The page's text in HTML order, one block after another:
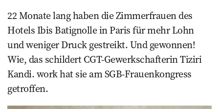
22 Monate lang haben die Zimmerfrauen des
Hotels Ibis Batignolle in Paris für mehr Lohn
und weniger Druck ge­streikt. Und ­gewonnen!
Wie, das schildert CGT-Gewerkschafterin Tiziri
Kandi. work hat sie am SGB-Frauenkongress
getroffen.